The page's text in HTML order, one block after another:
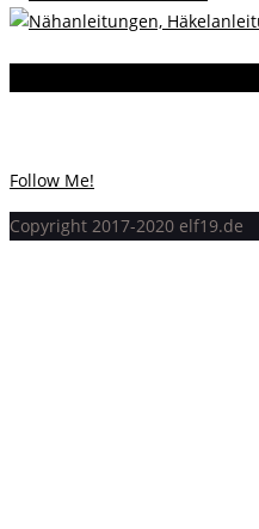
Follow Me!
Copyright 2017-2020 elf19.de